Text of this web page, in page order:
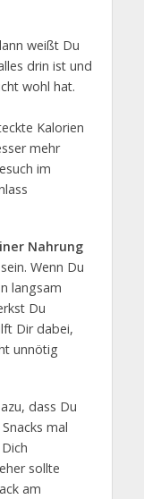
weißt Du
drin ist und
wohl hat.
Kalorien
mehr
im
Nahrung
Wenn Du
langsam
Du
Dir dabei,
unnötig
dass Du
mal
sollte
am